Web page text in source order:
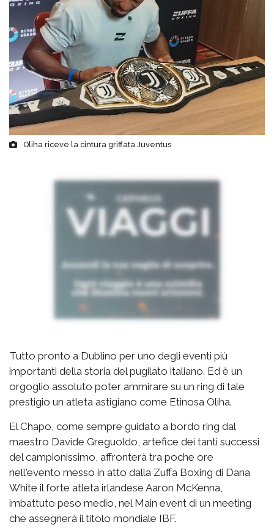
Oliha riceve la cintura griffata Juventus
Tutto pronto a Dublino per uno degli eventi più
importanti della storia del pugilato italiano. Ed è un
orgoglio assoluto poter ammirare su un ring di tale
prestigio un atleta astigiano come Etinosa Oliha.
El Chapo, come sempre guidato a bordo ring dal
maestro Davide Greguoldo, artefice dei tanti successi
del campionissimo, affronterà tra poche ore
nell'evento messo in atto dalla Zuffa Boxing di Dana
White il forte atleta irlandese Aaron McKenna,
imbattuto peso medio, nel Main event di un meeting
che assegnerà il titolo mondiale IBF.